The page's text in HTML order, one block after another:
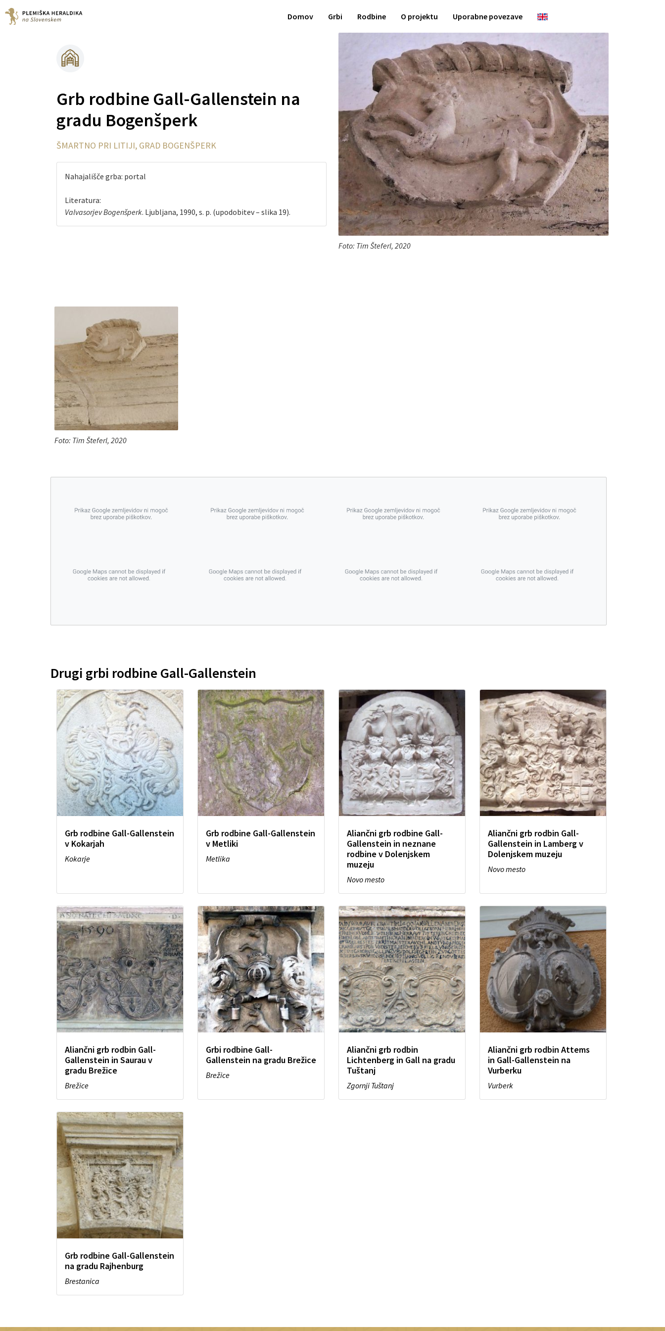
Domov Grbi Rodbine O projektu Uporabne povezave
Grb rodbine Gall-Gallenstein na
gradu Bogenšperk
ŠMARTNO PRI LITIJI, GRAD BOGENŠPERK
Nahajališče grba: portal
Literatura:
Valvasorjev Bogenšperk. Ljubljana, 1990, s. p. (upodobitev – slika 19).
Foto: Tim Šteferl, 2020
Foto: Tim Šteferl, 2020
Drugi grbi rodbine Gall-Gallenstein
Grb rodbine Gall-Gallenstein
v Kokarjah
Kokarje
Grb rodbine Gall-Gallenstein
v Metliki
Metlika
Aliančni grb rodbine Gall-
Gallenstein in neznane
rodbine v Dolenjskem
muzeju
Novo mesto
Aliančni grb rodbin Gall-
Gallenstein in Lamberg v
Dolenjskem muzeju
Novo mesto
Aliančni grb rodbin Gall-
Gallenstein in Saurau v
gradu Brežice
Brežice
Grbi rodbine Gall-
Gallenstein na gradu Brežice
Brežice
Aliančni grb rodbin
Lichtenberg in Gall na gradu
Tuštanj
Zgornji Tuštanj
Aliančni grb rodbin Attems
in Gall-Gallenstein na
Vurberku
Vurberk
Grb rodbine Gall-Gallenstein
na gradu Rajhenburg
Brestanica